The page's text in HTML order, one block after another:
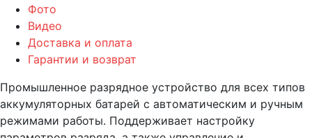
Фото
Видео
Доставка и оплата
Гарантии и возврат
Промышленное разрядное устройство для всех типов
аккумуляторных батарей с автоматическим и ручным
режимами работы. Поддерживает настройку